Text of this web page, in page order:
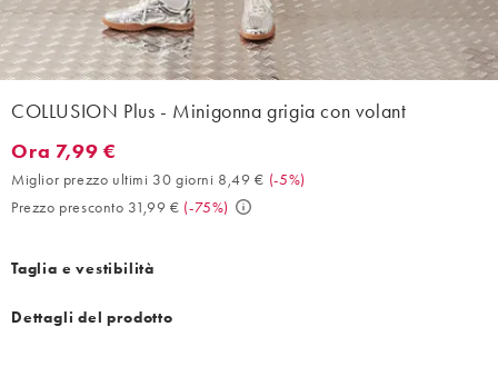
COLLUSION Plus - Minigonna grigia con volant
Ora 7,99 €. Miglior prezzo ultimi 30 giorni 8,49 € (-5%). Prezzo
Ora 7,99 €
Miglior prezzo ultimi 30 giorni 8,49 € (-5%)
Prezzo presconto 31,99 € (-75%)
Taglia e vestibilità
Dettagli del prodotto